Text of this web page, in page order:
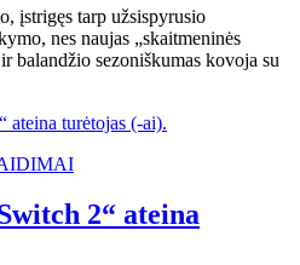
įstrigęs tarp užsispyrusio
nes naujas „skaitmeninės
balandžio sezoniškumas kovoja su
2“ ateina